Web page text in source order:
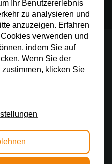
mit Klarna
und bleiben Sie
Ihr Benutzererlebnis
zu analysieren und
anzuzeigen. Erfahren
verwenden und
indem Sie auf
Wenn Sie der
klicken Sie